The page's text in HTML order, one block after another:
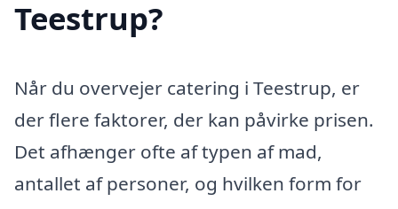
Teestrup?
Når du overvejer catering i Teestrup, er
der flere faktorer, der kan påvirke prisen.
Det afhænger ofte af typen af mad,
antallet af personer, og hvilken form for